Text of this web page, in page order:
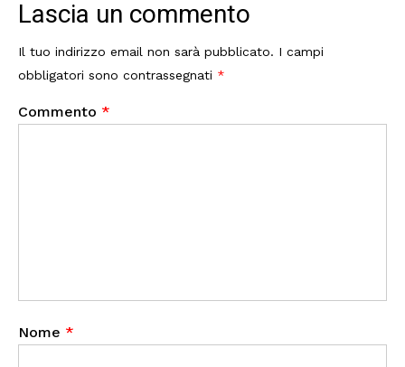
Lascia un commento
Il tuo indirizzo email non sarà pubblicato. I campi
obbligatori sono contrassegnati *
Commento *
Nome *